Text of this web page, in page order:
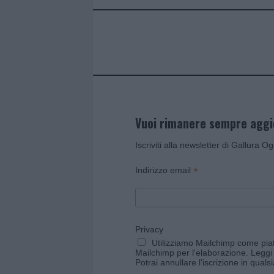
Vuoi rimanere sempre
Iscriviti alla newsletter di Gallura
Indirizzo email *
Privacy
Utilizziamo Mailchimp come
Mailchimp per l'elaborazione.
Potrai annullare l'iscrizione in